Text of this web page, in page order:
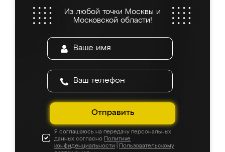
Из любой точки Москвы и
Московской области!
Отправить
Я соглашаюсь на передачу персональных
данных согласно Политике
конфиденциальности
Пользовательскому